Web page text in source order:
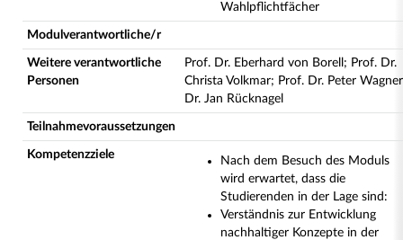
Wahlpflichtfächer
Modulverantwortliche/r
Weitere verantwortliche
Personen
Prof. Dr. Eberhard von Borell; Prof. Dr.
Christa Volkmar; Prof. Dr. Peter
Dr. Jan Rücknagel
Teilnahmevoraussetzungen
Kompetenzziele
Nach dem Besuch des Moduls
wird erwartet, dass die
Studierenden in der Lage sind:
Verständnis zur Entwicklung
nachhaltiger Konzepte in der